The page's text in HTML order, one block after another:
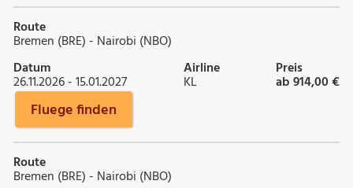
Route
Bremen (BRE) - Nairobi (NBO)
Datum
26.11.2026 - 15.01.2027
Airline
KL
Preis
ab 914,00 €
Fluege finden
Route
Bremen (BRE) - Nairobi (NBO)